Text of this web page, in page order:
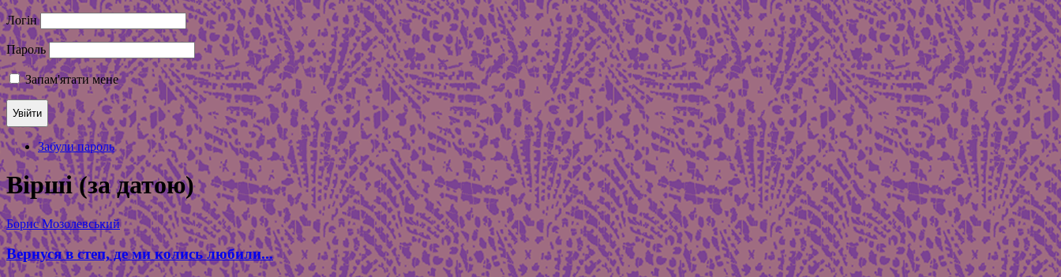
Логін
Пароль
Запам'ятати мене
Забули пароль
Вірші (за датою)
Борис Мозолевський
Вернуся в степ, де ми колись любили...